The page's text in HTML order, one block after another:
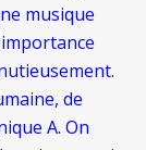
musique
de
A. On